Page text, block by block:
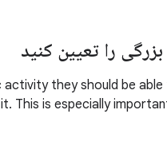
را تعیین کنید
they should be
This is especially